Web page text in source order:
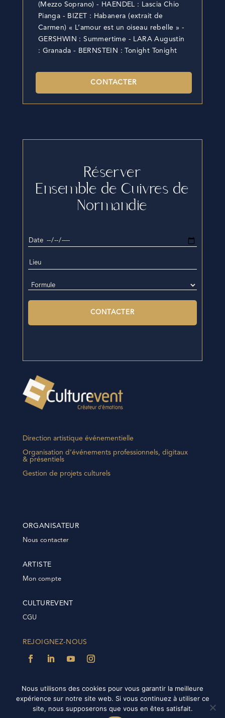
(Mezzo Soprano) - HAENDEL : Lascia Chio
Pianga - BIZET : Habanera (extrait de
Carmen) « L’amour est un oiseau rebelle » -
GERSHWIN : Summertime - LARA Augustin
: Granada - BERNSTEIN : Tonight Tonight
CONTACTER
Réserver
Ensemble de Cuivres de
Normandie
Direction artistique événementielle
Organisation d’événements professionnels, digitaux
& présentiels
Gestion de projets culturels
ORGANISATEUR
Nous contacter
ARTISTE
Mon compte
CULTUREVENT
CGU
REJOIGNEZ-NOUS
@2022 Culturevent | Tous droits réservés | Plateforme
Nous utilisons des cookies pour vous garantir la meilleure
expérience sur notre site web. Si vous continuez à utiliser ce
site, nous supposerons que vous en êtes satisfait.